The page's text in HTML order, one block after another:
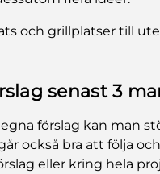
och grillplatser till
senast 3
förslag kan man
också bra att följa
eller kring hela